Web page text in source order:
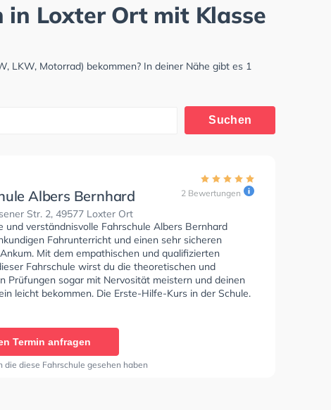
in Loxter Ort mit Klasse
LKW, Motorrad) bekommen? In deiner Nähe gibt es 1
Suchen
Albers Bernhard
Str. 2, 49577 Loxter Ort
2 Bewertungen
und verständnisvolle Fahrschule Albers Bernhard
Fahrunterricht und einen sehr sicheren
Mit dem empathischen und qualifizierten
Fahrschule wirst du die theoretischen und
Prüfungen sogar mit Nervosität meistern und deinen
leicht bekommen. Die Erste-Hilfe-Kurs in der Schule.
Albers Bernhard Sie können einen Termin online
Termin anfragen
die diese Fahrschule gesehen haben